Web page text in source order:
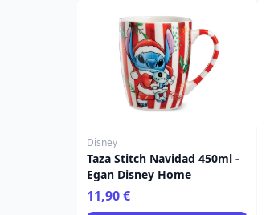
Disney
Taza Stitch Navidad 450ml -
Egan Disney Home
11,90 €